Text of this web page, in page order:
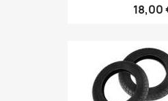
18,00